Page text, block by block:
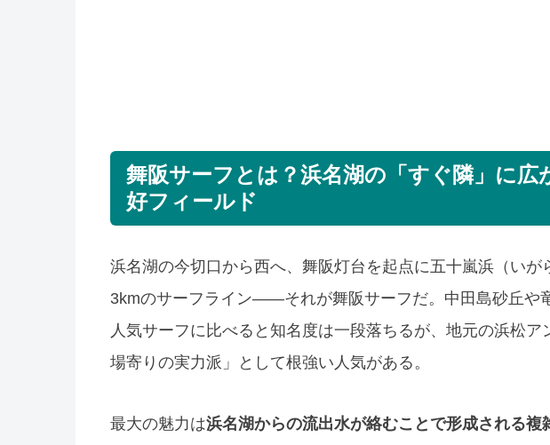
舞阪サーフとは？浜名湖の「すぐ隣」に広
好フィールド
浜名湖の今切口から西へ、舞阪灯台を起点に五十嵐浜（いが
3kmのサーフライン——それが舞阪サーフだ。中田島砂丘や
人気サーフに比べると知名度は一段落ちるが、地元の浜松ア
場寄りの実力派」として根強い人気がある。
最大の魅力は浜名湖からの流出水が絡むことで形成される複